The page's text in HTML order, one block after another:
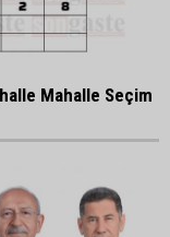
Mahalle Seçim